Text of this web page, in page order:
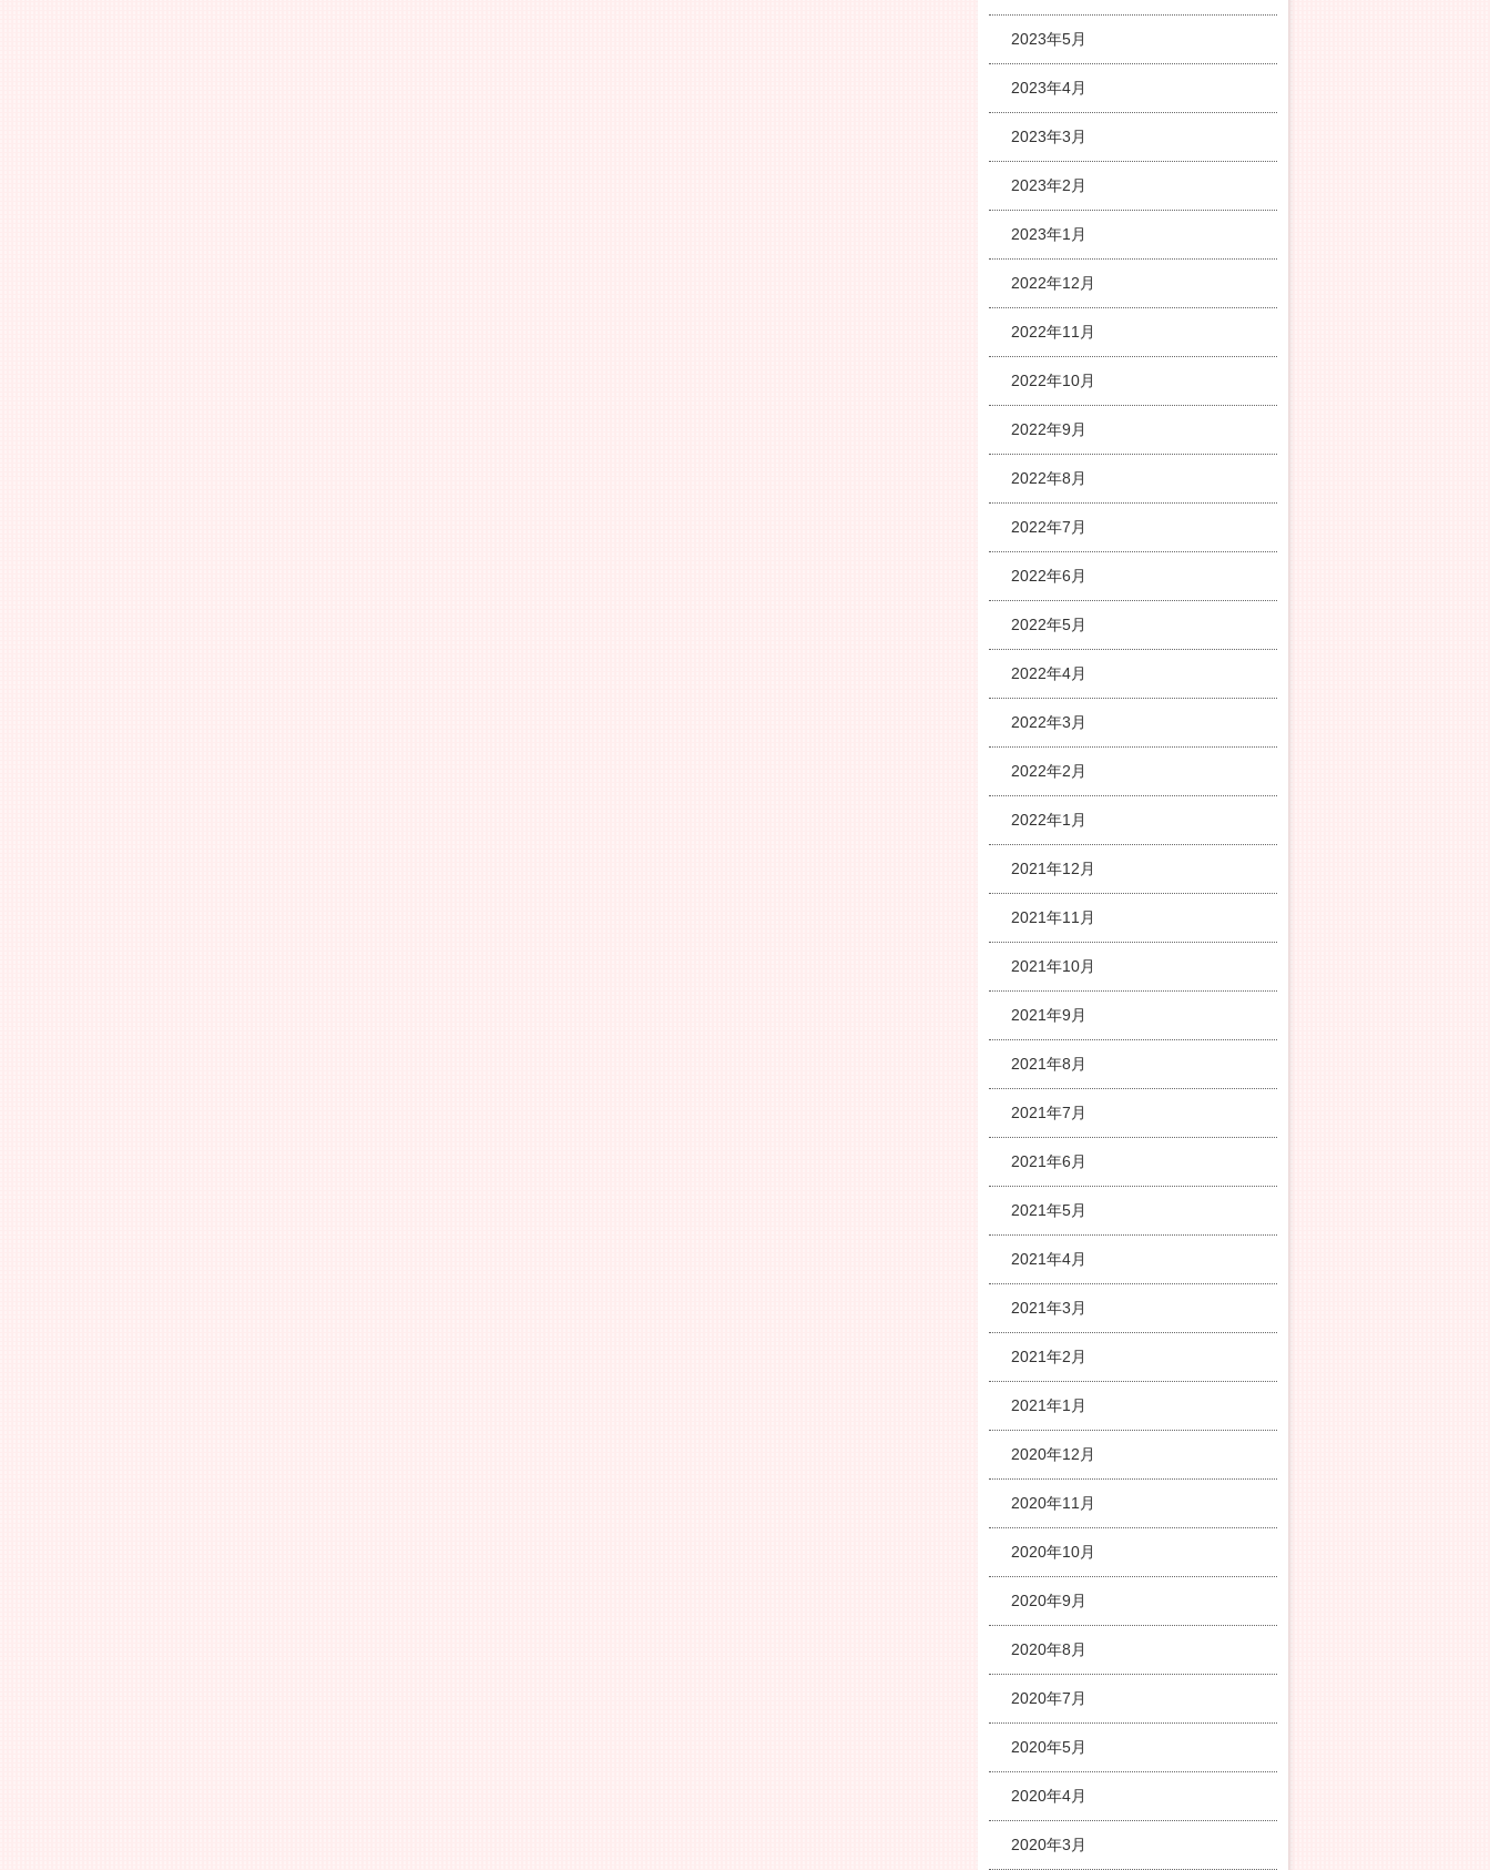
2023年5月
2023年4月
2023年3月
2023年2月
2023年1月
2022年12月
2022年11月
2022年10月
2022年9月
2022年8月
2022年7月
2022年6月
2022年5月
2022年4月
2022年3月
2022年2月
2022年1月
2021年12月
2021年11月
2021年10月
2021年9月
2021年8月
2021年7月
2021年6月
2021年5月
2021年4月
2021年3月
2021年2月
2021年1月
2020年12月
2020年11月
2020年10月
2020年9月
2020年8月
2020年7月
2020年5月
2020年4月
2020年3月